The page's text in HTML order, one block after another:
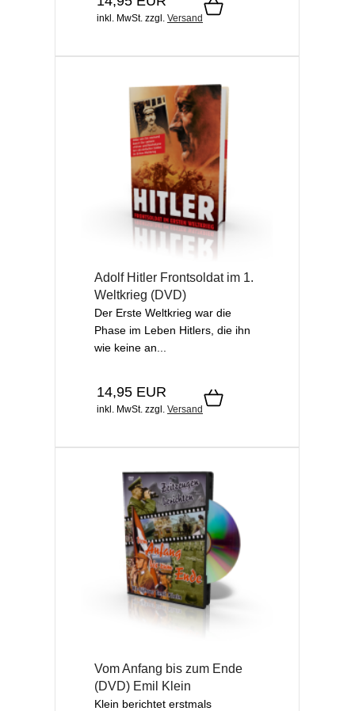
inkl. MwSt. zzgl. Versand
Adolf Hitler Frontsoldat im 1.
Weltkrieg (DVD)
Der Erste Weltkrieg war die
Phase im Leben Hitlers, die ihn
wie keine an...
14,95 EUR
inkl. MwSt. zzgl. Versand
Vom Anfang bis zum Ende
(DVD) Emil Klein
Klein berichtet erstmals